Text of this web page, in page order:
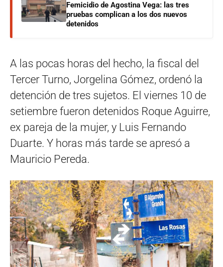
Femicidio de Agostina Vega: las tres
pruebas complican a los dos nuevos
detenidos
A las pocas horas del hecho, la fiscal del
Tercer Turno, Jorgelina Gómez, ordenó la
detención de tres sujetos. El viernes 10 de
setiembre fueron detenidos Roque Aguirre,
ex pareja de la mujer, y Luis Fernando
Duarte. Y horas más tarde se apresó a
Mauricio Pereda.